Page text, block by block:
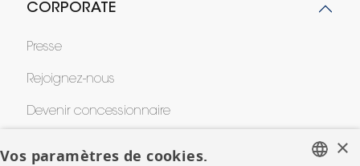
CORPORATE
Presse
Rejoignez-nous
Devenir concessionnaire
×
Vos paramètres de cookies.